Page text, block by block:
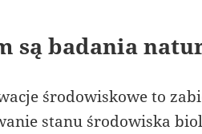
są badania
środowiskowe to
stanu środowiska